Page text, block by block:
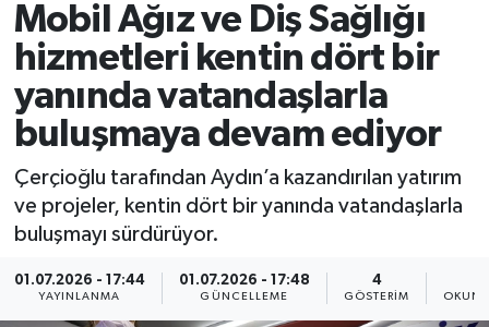
Mobil Ağız ve Diş Sağlığı
hizmetleri kentin dört bir
yanında vatandaşlarla
buluşmaya devam ediyor
Çerçioğlu tarafından Aydın’a kazandırılan yatırım
ve projeler, kentin dört bir yanında vatandaşlarla
buluşmayı sürdürüyor.
01.07.2026 - 17:44
YAYINLANMA
01.07.2026 - 17:48
GÜNCELLEME
4
GÖSTERIM